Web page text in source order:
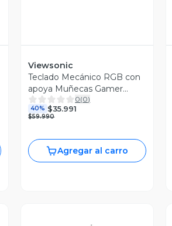
Viewsonic
Teclado Mecánico RGB con
apoya Muñecas Gamer
KU535 ViewSonic
0(0)
40% $35.991
$59.990
Agregar al carro